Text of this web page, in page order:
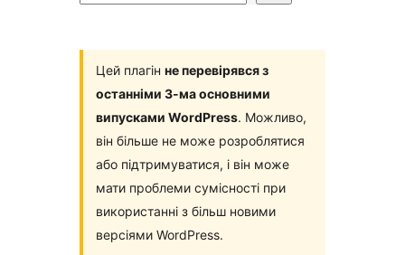
Цей плагін не перевірявся з
останніми 3-ма основними
випусками WordPress. Можливо,
він більше не може розроблятися
або підтримуватися, і він може
мати проблеми сумісності при
використанні з більш новими
версіями WordPress.